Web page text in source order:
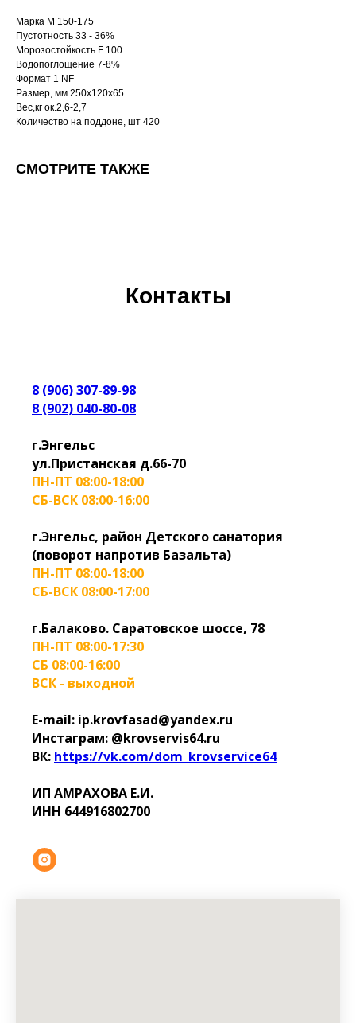
Марка М 150-175
Пустотность 33 - 36%
Морозостойкость F 100
Водопоглощение 7-8%
Формат 1 NF
Размер, мм 250х120х65
Вес,кг ок.2,6-2,7
Количество на поддоне, шт 420
СМОТРИТЕ ТАКЖЕ
Контакты
8 (906) 307-89-98
8 (902) 040-80-08
г.Энгельс
ул.Пристанская д.66-70
ПН-ПТ 08:00-18:00
СБ-ВСК 08:00-16:00
г.Энгельс, район Детского санатория
(поворот напротив Базальта)
ПН-ПТ 08:00-18:00
СБ-ВСК 08:00-17:00
г.Балаково. Саратовское шоссе, 78
ПН-ПТ 08:00-17:30
СБ 08:00-16:00
ВСК - выходной
E-mail: ip.krovfasad@yandex.ru
Инстаграм: @krovservis64.ru
ВК: https://vk.com/dom_krovservice64
ИП АМРАХОВА Е.И.
ИНН 644916802700